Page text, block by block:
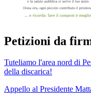
Petizioni da
Tuteliamo l'area nord di
della discarica!
Appello al Presidente